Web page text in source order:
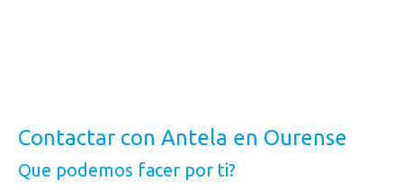
Contactar con Antela en Ourense
Que podemos facer por ti?